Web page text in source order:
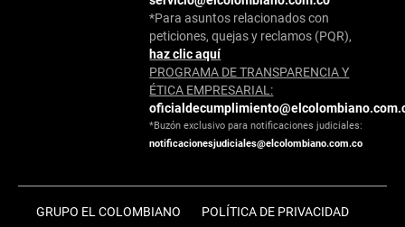
*Para asuntos relacionados con
peticiones, quejas y reclamos (PQR),
haz clic aquí
PROGRAMA DE TRANSPARENCIA Y
ÉTICA EMPRESARIAL:
*Buzón exclusivo para notificaciones judiciales:
notificacionesjudiciales@elcolombiano.com.co
GRUPO EL COLOMBIANO POLÍTICA DE PRIVACIDAD